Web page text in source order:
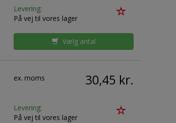
Levering:
På vej til vores lager
Vælg antal
ex. moms 30,45 kr.
Levering:
På vej til vores lager